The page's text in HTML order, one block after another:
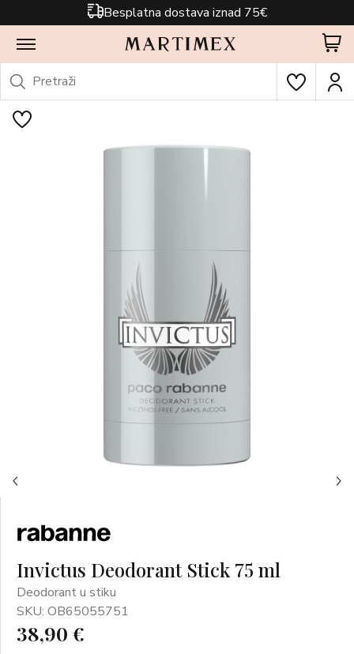
Besplatna dostava iznad 75€
Invictus Deodorant Stick 75 ml
Deodorant u stiku
SKU: OB65055751
38,90 €